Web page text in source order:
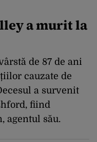
a murit la
de 87 de ani
cauzate de
a survenit
fiind
agentul său.